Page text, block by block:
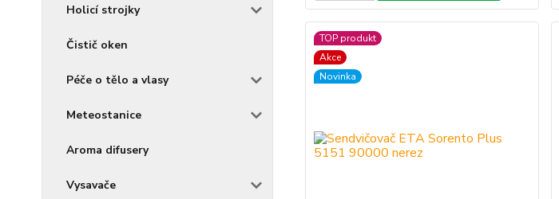
Holicí strojky
Čistič oken
Péče o tělo a vlasy
Meteostanice
Aroma difusery
Vysavače
TOP produkt
Akce
Novinka